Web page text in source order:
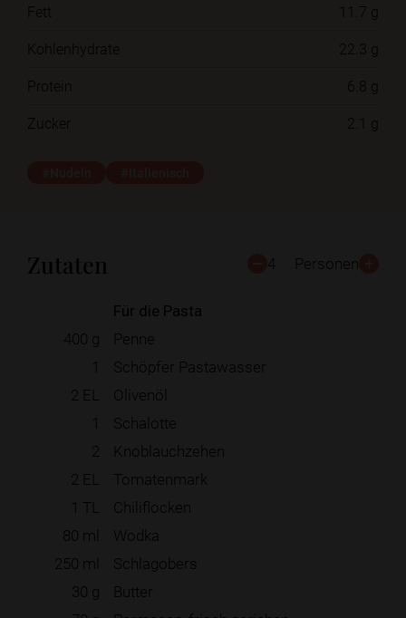
Fett
11.7 g
Kohlenhydrate
22.3 g
Protein
6.8 g
Zucker
2.1 g
Zutaten 4 Personen
Für die Pasta
400 g
Penne
1
Schöpfer Pastawasser
2 EL
Olivenöl
1
Schalotte
2
Knoblauchzehen
2 EL
Tomatenmark
1 TL
Chiliflocken
80 ml
Wodka
250 ml
Schlagobers
30 g
Butter